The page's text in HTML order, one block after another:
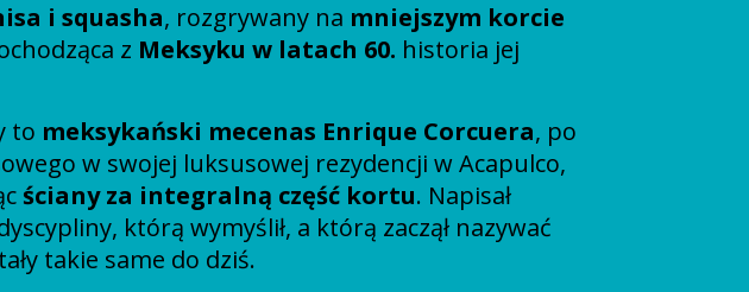
i squasha, rozgrywany na mniejszym korcie
z Meksyku w latach 60. historia jej
to meksykański mecenas Enrique Corcuera, po
w swojej luksusowej rezydencji w Acapulco,
ściany za integralną część kortu. Napisał
którą wymyślił, a którą zaczął nazywać
takie same do dziś.